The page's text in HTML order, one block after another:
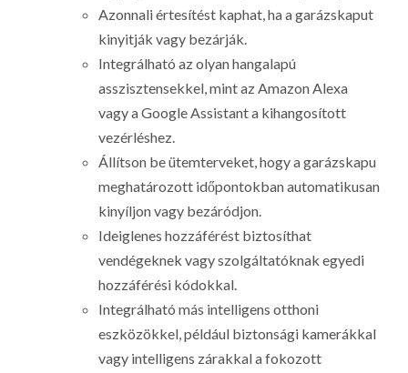
Azonnali értesítést kaphat, ha a garázskaput
kinyitják vagy bezárják.
Integrálható az olyan hangalapú
asszisztensekkel, mint az Amazon Alexa
vagy a Google Assistant a kihangosított
vezérléshez.
Állítson be ütemterveket, hogy a garázskapu
meghatározott időpontokban automatikusan
kinyíljon vagy bezáródjon.
Ideiglenes hozzáférést biztosíthat
vendégeknek vagy szolgáltatóknak egyedi
hozzáférési kódokkal.
Integrálható más intelligens otthoni
eszközökkel, például biztonsági kamerákkal
vagy intelligens zárakkal a fokozott